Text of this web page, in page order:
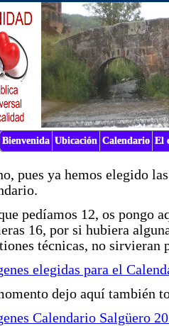
Bienvenida Ubicación Calendario El
pues ya hemos elegido
pedíamos 12, os pongo
16, por si hubiera
técnicas, no sirvieran
elegidas para el
dejo aquí también
Calendario Salgüero